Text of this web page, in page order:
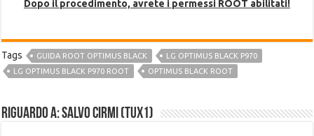
Dopo il procedimento, avrete i permessi ROOT abilitati!
Tags GUIDA ROOT OPTIMUS BLACK
LG OPTIMUS BLACK P970
LG OPTIMUS BLACK P970 ROOT
OPTIMUS BLACK ROOT
Riguardo a: Salvo Cirmi (Tux1)